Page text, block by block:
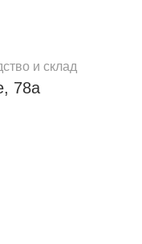
и склад
78а